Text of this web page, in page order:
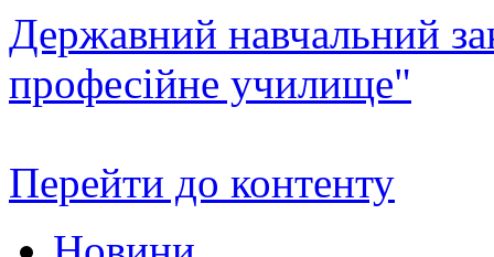
Державний навчальний
професійне училище"
Перейти до контенту